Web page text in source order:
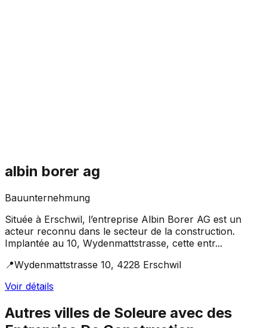
albin borer ag
Bauunternehmung
Située à Erschwil, l’entreprise Albin Borer AG est un
acteur reconnu dans le secteur de la construction.
Implantée au 10, Wydenmattstrasse, cette entr...
📍Wydenmattstrasse 10, 4228 Erschwil
Voir détails
Autres villes de Soleure avec des